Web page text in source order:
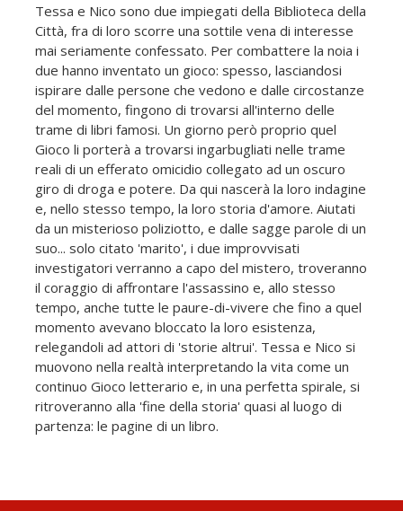
Tessa e Nico sono due impiegati della Biblioteca della
Città, fra di loro scorre una sottile vena di interesse
mai seriamente confessato. Per combattere la noia i
due hanno inventato un gioco: spesso, lasciandosi
ispirare dalle persone che vedono e dalle circostanze
del momento, fingono di trovarsi all'interno delle
trame di libri famosi. Un giorno però proprio quel
Gioco li porterà a trovarsi ingarbugliati nelle trame
reali di un efferato omicidio collegato ad un oscuro
giro di droga e potere. Da qui nascerà la loro indagine
e, nello stesso tempo, la loro storia d'amore. Aiutati
da un misterioso poliziotto, e dalle sagge parole di un
suo... solo citato 'marito', i due improvvisati
investigatori verranno a capo del mistero, troveranno
il coraggio di affrontare l'assassino e, allo stesso
tempo, anche tutte le paure-di-vivere che fino a quel
momento avevano bloccato la loro esistenza,
relegandoli ad attori di 'storie altrui'. Tessa e Nico si
muovono nella realtà interpretando la vita come un
continuo Gioco letterario e, in una perfetta spirale, si
ritroveranno alla 'fine della storia' quasi al luogo di
partenza: le pagine di un libro.